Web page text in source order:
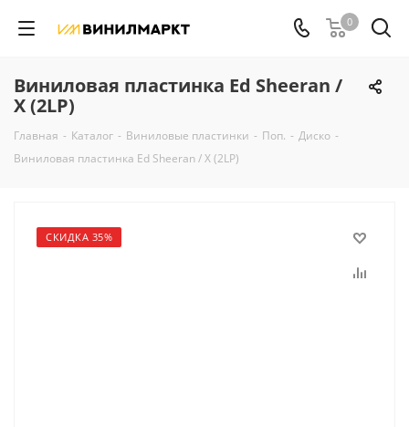
0
Виниловая пластинка Ed Sheeran /
X (2LP)
Главная - Каталог - Виниловые пластинки - Поп. - Диско -
Виниловая пластинка Ed Sheeran / X (2LP)
СКИДКА 35%